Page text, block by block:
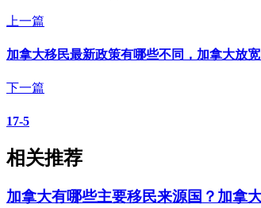
上一篇
加拿大移民最新政策有哪些不同，加拿大放
下一篇
17-5
相关推荐
加拿大有哪些主要移民来源国？加拿